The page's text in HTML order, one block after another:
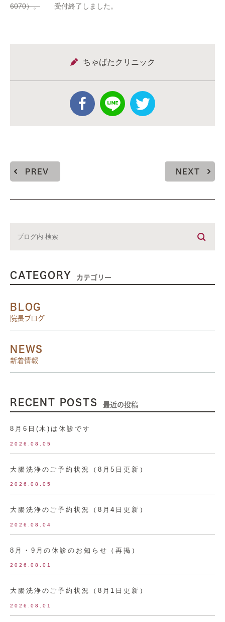
6070）。 受付終了しました。
ちゃばたクリニック
PREV NEXT
CATEGORY カテゴリー
BLOG
院長ブログ
NEWS
新着情報
RECENT POSTS 最近の投稿
8月6日(木)は休診です
2026.08.05
大腸洗浄のご予約状況（8月5日更新）
2026.08.05
大腸洗浄のご予約状況（8月4日更新）
2026.08.04
8月・9月の休診のお知らせ（再掲）
2026.08.01
大腸洗浄のご予約状況（8月1日更新）
2026.08.01